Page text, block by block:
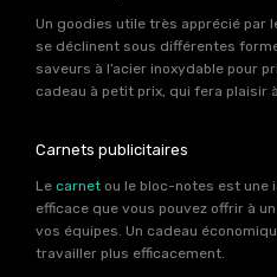
Un goodies utile très apprécié par
se déclinent sous différentes
saveurs à l’acier inoxydable pour
cadeau à petit prix, qui fera plaisir
Carnets publicitaires
Le carnet ou le bloc-notes est une
efficace que vous pouvez offrir à
vos équipes. Un cadeau
travailler plus efficacement.